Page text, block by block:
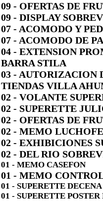
09 - OFERTAS DE
09 - DISPLAY
07 - ACOMODO Y
07 - ACOMODO DE
04 - EXTENSION
BARRA STILA
03 - AUTORIZACION
TIENDAS VILLA
02 - VOLANTE
02 - SUPERETTE
02 - OFERTAS DE
02 - MEMO
02 - EXHIBICIONES
02 - DEL RIO
01 - MEMO CASEFON
01 - MEMO
01 - SUPERETTE
01 - SUPERETTE